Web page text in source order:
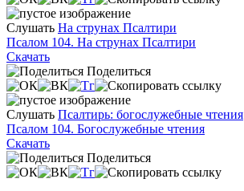
Слушать На струнах Псалтири
Псалом 104. На струнах Псалтири
Скачать
Поделиться
Слушать Псалтирь: богослужебные чтения
Псалом 104. Богослужебные чтения
Скачать
Поделиться